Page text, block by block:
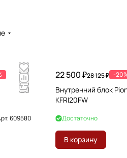
609580
22 500 ₽28 125 ₽ -
Внутренний блок
KFRI20FW
Достаточно
В корзину